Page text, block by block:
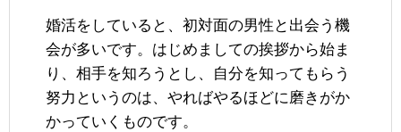
婚活をしていると、初対面の男性と出会う機
会が多いです。はじめましての挨拶から始ま
り、相手を知ろうとし、自分を知ってもらう
努力というのは、やればやるほどに磨きがか
かっていくものです。